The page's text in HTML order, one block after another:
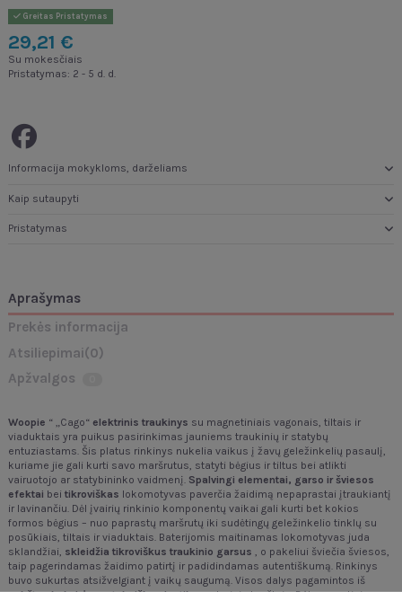
Greitas Pristatymas
29,21 €
Su mokesčiais
Pristatymas: 2 - 5 d. d.
Informacija mokykloms, darželiams
Kaip sutaupyti
Pristatymas
Aprašymas
Prekės informacija
Atsiliepimai(0)
Apžvalgos
Woopie “ „Cago“ elektrinis traukinys su magnetiniais vagonais, tiltais ir
viaduktais yra puikus pasirinkimas jauniems traukinių ir statybų
entuziastams. Šis platus rinkinys nukelia vaikus į žavų geležinkelių pasaulį,
kuriame jie gali kurti savo maršrutus, statyti bėgius ir tiltus bei atlikti
vairuotojo ar statybininko vaidmenį. Spalvingi elementai, garso ir šviesos
efektai bei tikroviškas lokomotyvas paverčia žaidimą nepaprastai įtraukiantį
ir lavinančiu. Dėl įvairių rinkinio komponentų vaikai gali kurti bet kokios
formos bėgius – nuo paprastų maršrutų iki sudėtingų geležinkelio tinklų su
posūkiais, tiltais ir viaduktais. Baterijomis maitinamas lokomotyvas juda
sklandžiai, skleidžia tikroviškus traukinio garsus , o pakeliui šviečia šviesos,
taip pagerindamas žaidimo patirtį ir padidindamas autentiškumą. Rinkinys
buvo sukurtas atsižvelgiant į vaikų saugumą. Visos dalys pagamintos iš